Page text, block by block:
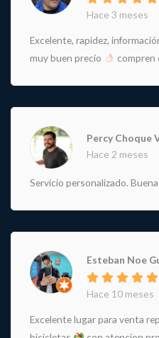
Hace 3 meses
Excelente, rapidez,
muy buen precio
compren
Percy Choque
Hace 2 meses
Servicio personalizado.
Esteban Noe
Hace 10 meses
Excelente lugar para venta